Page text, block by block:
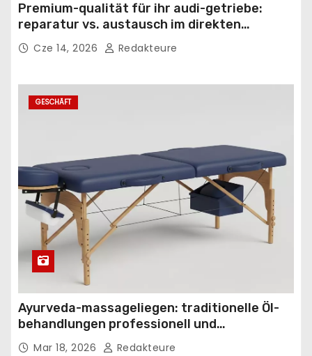
Premium-qualität für ihr audi-getriebe:
reparatur vs. austausch im direkten
vergleich
Cze 14, 2026 Redakteure
GESCHÄFT
Ayurveda-massageliegen: traditionelle Öl-
behandlungen professionell und
komfortabel gestalten
Mar 18, 2026 Redakteure